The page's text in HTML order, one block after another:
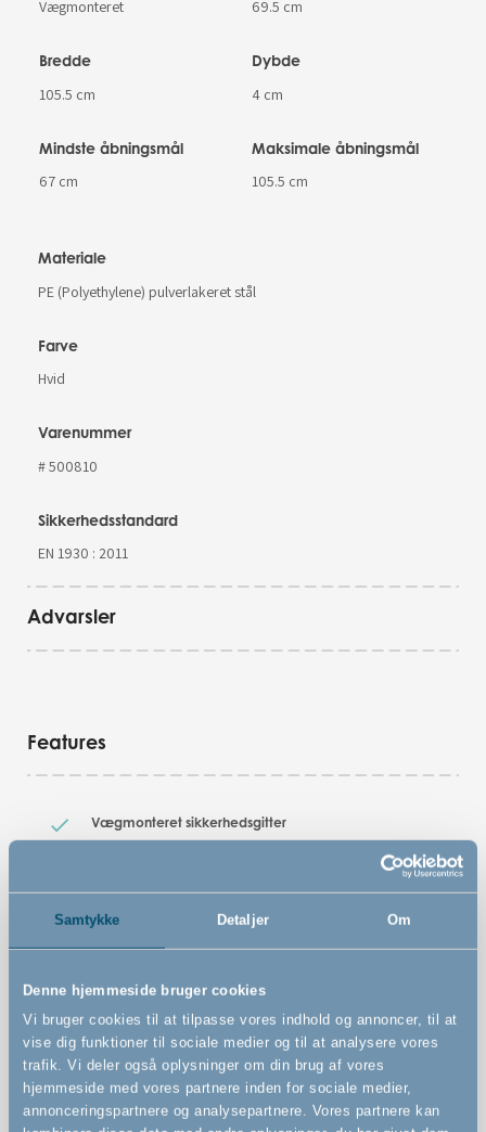
Samtykke Detaljer Om
Denne hjemmeside bruger cookies
Vi bruger cookies til at tilpasse vores indhold og annoncer, til at
vise dig funktioner til sociale medier og til at analysere vores
trafik. Vi deler også oplysninger om din brug af vores
hjemmeside med vores partnere inden for sociale medier,
annonceringspartnere og analysepartnere. Vores partnere kan
Vægmonteret 69.5 cm
Bredde
105.5 cm
Dybde
4 cm
Mindste åbningsmål
67 cm
Maksimale åbningsmål
105.5 cm
Materiale
PE (Polyethylene) pulverlakeret stål
Farve
Hvid
Varenummer
# 500810
Sikkerhedsstandard
EN 1930 : 2011
Advarsler
Features
Vægmonteret sikkerhedsgitter
Passer i åbninger 67-105,5 cm. Hvis monteret udenpå
dørkarm vil maksimum åbningsmål være ca 5 cm
mindre
og hurtigt at montere og fjerne
Kan åbnes til begge sider, når det er monteret på
indersiden af dørkarmen
Kan betjenes med én hånd